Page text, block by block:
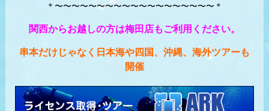
＊〜〜〜〜〜〜〜〜〜〜〜〜〜〜〜〜〜〜〜＊
関西からお越しの方は梅田店もご利用ください。
串本だけじゃなく日本海や四国、沖縄、海外ツアーも
開催